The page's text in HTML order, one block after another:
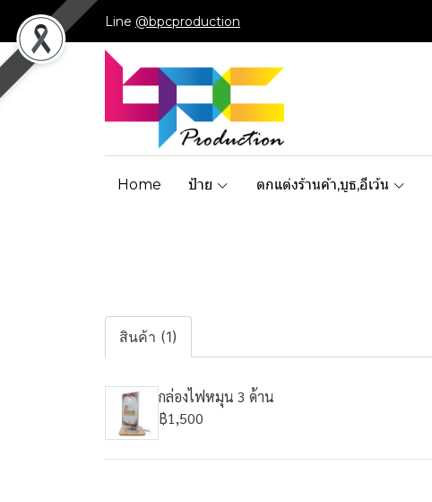
Line @bpcproduction
Home ป้าย ตกแต่งร้านค้า,บูธ,อีเว้น
สินค้า (1)
กล่องไฟหมุน 3 ด้าน
฿1,500